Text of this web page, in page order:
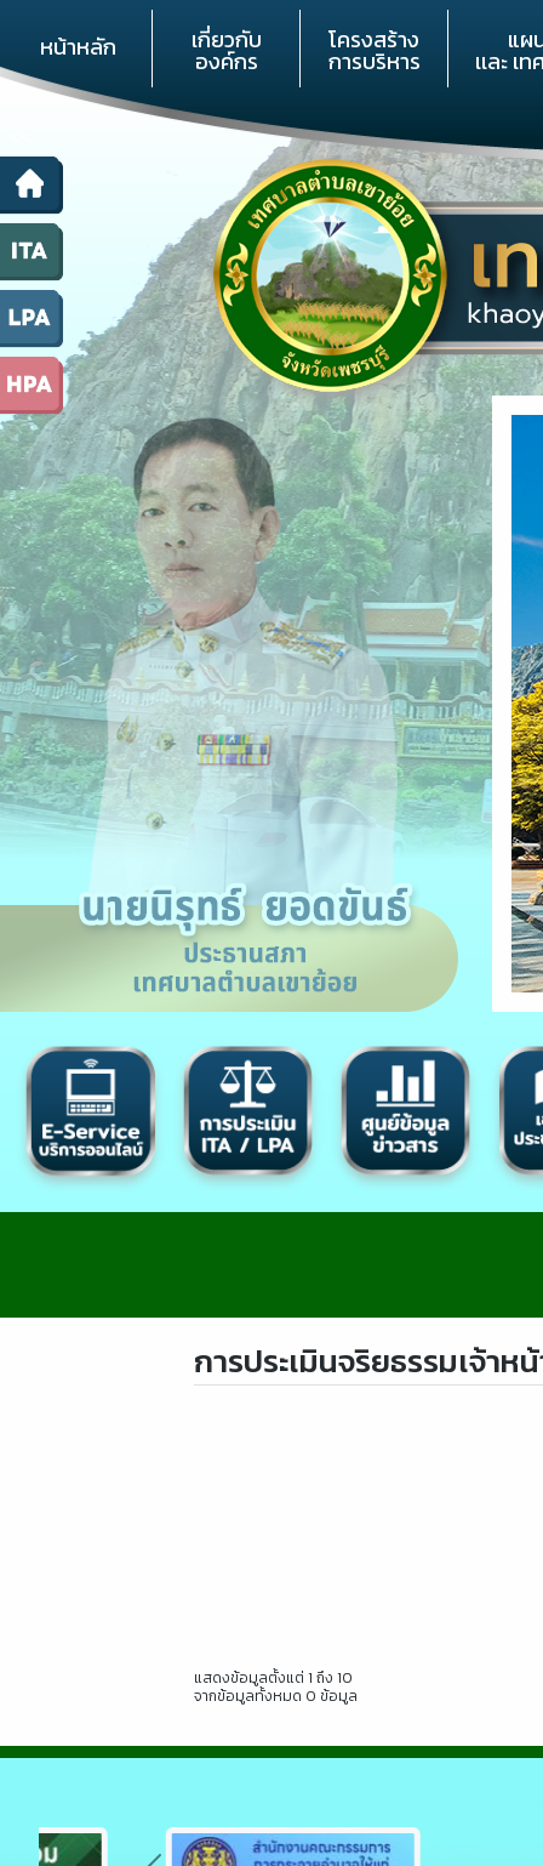
หน้าหลัก เกี่ยวกับ
องค์กร
โครงสร้าง
การบริหาร
แผ
เเละ
การประเมินจริยธรรมเจ้าห
แสดงข้อมูลตั้งแต่ 1 ถึง 10
จากข้อมูลทั้งหมด 0 ข้อมูล